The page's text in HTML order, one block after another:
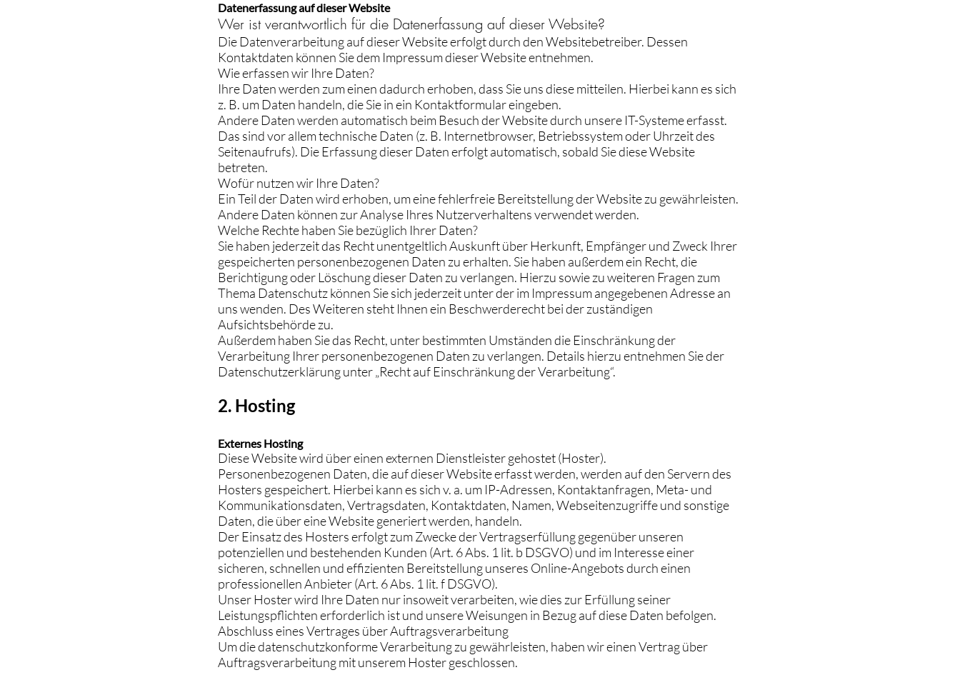
Datenerfassung auf dieser Website
Wer ist verantwortlich für die Datenerfassung auf dieser Website?
Die Datenverarbeitung auf dieser Website erfolgt durch den Websitebetreiber. Dessen
Kontaktdaten können Sie dem Impressum dieser Website entnehmen.
Wie erfassen wir Ihre Daten?
Ihre Daten werden zum einen dadurch erhoben, dass Sie uns diese mitteilen. Hierbei kann es sich
z. B. um Daten handeln, die Sie in ein Kontaktformular eingeben.
Andere Daten werden automatisch beim Besuch der Website durch unsere IT-Systeme erfasst.
Das sind vor allem technische Daten (z. B. Internetbrowser, Betriebssystem oder Uhrzeit des
Seitenaufrufs). Die Erfassung dieser Daten erfolgt automatisch, sobald Sie diese Website
betreten.
Wofür nutzen wir Ihre Daten?
Ein Teil der Daten wird erhoben, um eine fehlerfreie Bereitstellung der Website zu gewährleisten.
Andere Daten können zur Analyse Ihres Nutzerverhaltens verwendet werden.
Welche Rechte haben Sie bezüglich Ihrer Daten?
Sie haben jederzeit das Recht unentgeltlich Auskunft über Herkunft, Empfänger und Zweck Ihrer
gespeicherten personenbezogenen Daten zu erhalten. Sie haben außerdem ein Recht, die
Berichtigung oder Löschung dieser Daten zu verlangen. Hierzu sowie zu weiteren Fragen zum
Thema Datenschutz können Sie sich jederzeit unter der im Impressum angegebenen Adresse an
uns wenden. Des Weiteren steht Ihnen ein Beschwerderecht bei der zuständigen
Aufsichtsbehörde zu.
Außerdem haben Sie das Recht, unter bestimmten Umständen die Einschränkung der
Verarbeitung Ihrer personenbezogenen Daten zu verlangen. Details hierzu entnehmen Sie der
Datenschutzerklärung unter „Recht auf Einschränkung der Verarbeitung“.
2. Hosting
Externes Hosting
Diese Website wird über einen externen Dienstleister gehostet (Hoster).
Personenbezogenen Daten, die auf dieser Website erfasst werden, werden auf den Servern des
Hosters gespeichert. Hierbei kann es sich v. a. um IP-Adressen, Kontaktanfragen, Meta- und
Kommunikationsdaten, Vertragsdaten, Kontaktdaten, Namen, Webseitenzugriffe und sonstige
Daten, die über eine Website generiert werden, handeln.
Der Einsatz des Hosters erfolgt zum Zwecke der Vertragserfüllung gegenüber unseren
potenziellen und bestehenden Kunden (Art. 6 Abs. 1 lit. b DSGVO) und im Interesse einer
sicheren, schnellen und effizienten Bereitstellung unseres Online-Angebots durch einen
professionellen Anbieter (Art. 6 Abs. 1 lit. f DSGVO).
Unser Hoster wird Ihre Daten nur insoweit verarbeiten, wie dies zur Erfüllung seiner
Leistungspflichten erforderlich ist und unsere Weisungen in Bezug auf diese Daten befolgen.
Abschluss eines Vertrages über Auftragsverarbeitung
Um die datenschutzkonforme Verarbeitung zu gewährleisten, haben wir einen Vertrag über
Auftragsverarbeitung mit unserem Hoster geschlossen.